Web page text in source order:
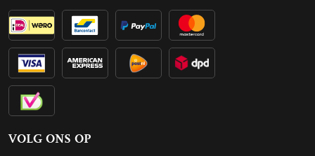
VOLG ONS OP